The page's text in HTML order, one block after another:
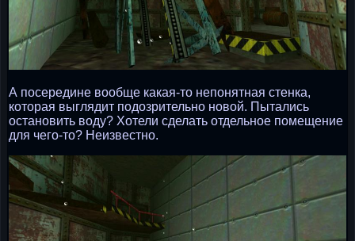
А посередине вообще какая-то непонятная стенка,
которая выглядит подозрительно новой. Пытались
остановить воду? Хотели сделать отдельное помещение
для чего-то? Неизвестно.